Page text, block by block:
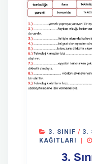
3. SINIF / 3.
KAĞITLARI
|
3.